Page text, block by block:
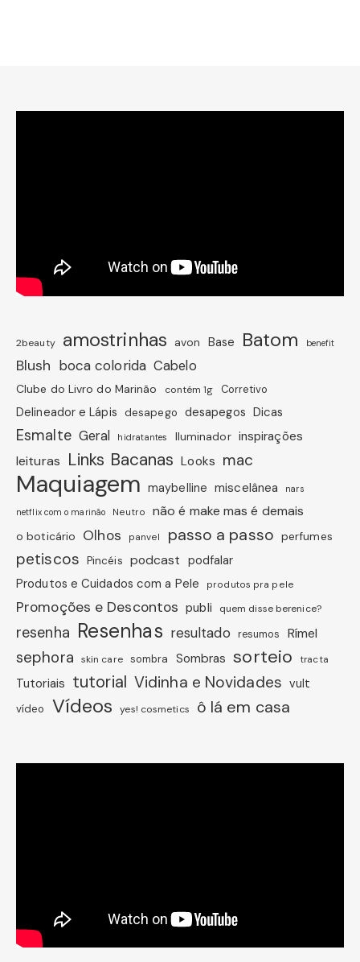
2beauty amostrinhas avon Base Batom benefit
Blush boca colorida Cabelo
Clube do Livro do Marinão contém 1g Corretivo
Delineador e Lápis desapego desapegos Dicas
Esmalte Geral hidratantes Iluminador inspirações
leituras Links Bacanas Looks mac
Maquiagem maybelline miscelânea nars
netflix com o marinão Neutro não é make mas é demais
o boticário Olhos panvel passo a passo perfumes
petiscos Pincéis podcast podfalar
Produtos e Cuidados com a Pele
produtos pra pele
Promoções e Descontos publi quem disse berenice?
resenha Resenhas resultado resumos Rímel
sephora skin care sombra Sombras sorteio tracta
Tutoriais tutorial Vidinha e Novidades vult
vídeo Vídeos yes! cosmetics ô lá em casa